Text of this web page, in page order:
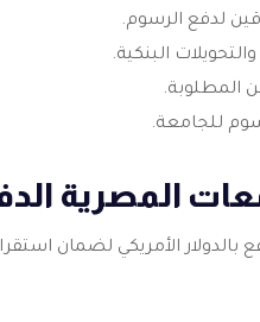
لدفع الرسوم.
البنكية.
المطلوبة.
للجامعة.
المصرية
الأمريكي لضمان